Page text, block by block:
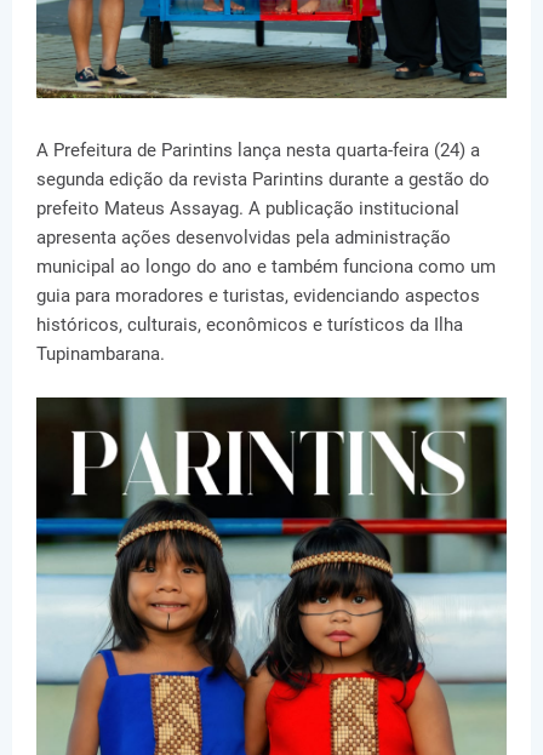
A Prefeitura de Parintins lança nesta quarta-feira (24) a
segunda edição da revista Parintins durante a gestão do
prefeito Mateus Assayag. A publicação institucional
apresenta ações desenvolvidas pela administração
municipal ao longo do ano e também funciona como um
guia para moradores e turistas, evidenciando aspectos
históricos, culturais, econômicos e turísticos da Ilha
Tupinambarana.